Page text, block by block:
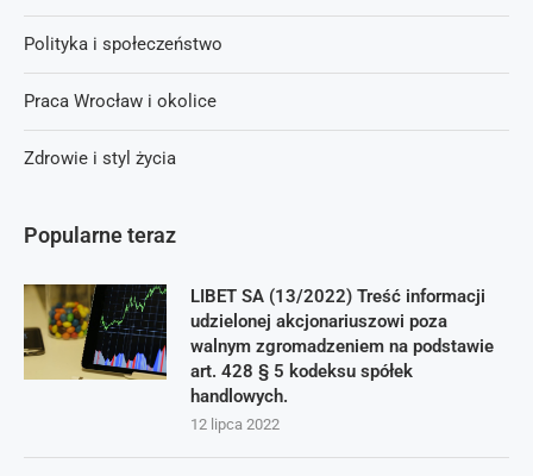
Popularne teraz
LIBET SA (13/2022) Treść informacji
udzielonej akcjonariuszowi poza
walnym zgromadzeniem na podstawie
art. 428 § 5 kodeksu spółek
handlowych.
12 lipca 2022
Polityka i społeczeństwo
Praca Wrocław i okolice
Zdrowie i styl życia